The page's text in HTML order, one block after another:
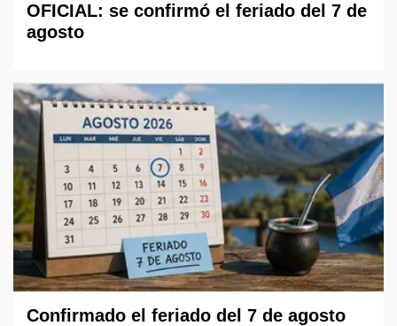
OFICIAL: se confirmó el feriado del 7 de
agosto
Confirmado el feriado del 7 de agosto